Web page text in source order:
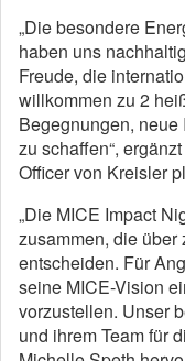
„Die besondere
haben uns
Freude, die
willkommen zu 2
Begegnungen,
zu schaffen“,
Officer von Kreisler
„Die MICE Impact
zusammen, die
entscheiden. Für
seine MICE-Vision
vorzustellen. Unser
und ihrem Team für